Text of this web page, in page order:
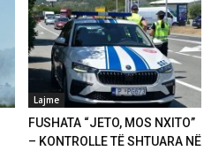
Lajme
FUSHATA “JETO, MOS NXITO”
– KONTROLLE TË SHTUARA NË